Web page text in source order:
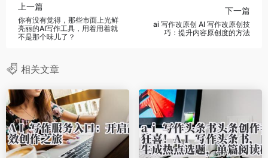
上一篇
你有没有觉得，那些市面上光鲜
亮丽的AI写作工具，用着用着就
不是那个味儿了？
下一篇
ai 写作改原创 AI 写作改原创技
巧：提升内容原创度的方法
相关文章